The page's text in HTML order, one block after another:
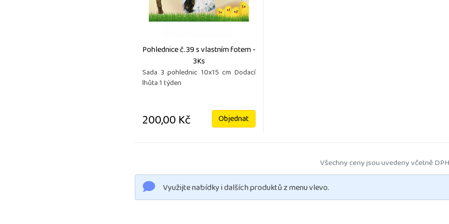
Pohlednice č.39 s vlastním fotem -
3Ks
Sada 3 pohlednic 10x15 cm Dodací
lhůta 1 týden
200,00 Kč Objednat
Všechny ceny jsou uvedeny včetně
Využijte nabídky i dalších produktů z menu vlevo.